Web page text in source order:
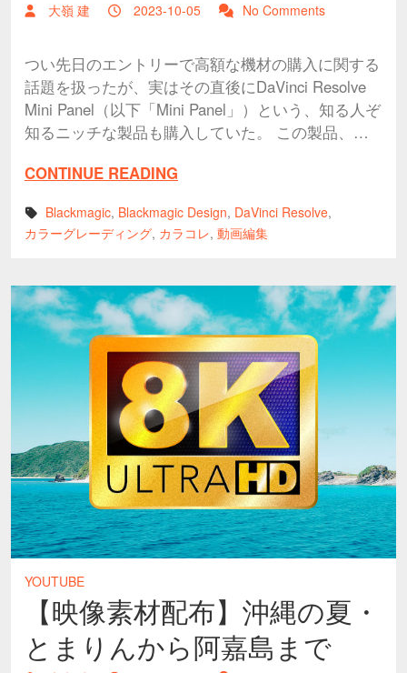
大嶺 建 2023-10-05 No Comments
つい先日のエントリーで高額な機材の購入に関する
話題を扱ったが、実はその直後にDaVinci Resolve
Mini Panel（以下「Mini Panel」）という、知る人ぞ
知るニッチな製品も購入していた。 この製品、…
CONTINUE READING
Blackmagic, Blackmagic Design, DaVinci Resolve,
カラーグレーディング, カラコレ, 動画編集
YOUTUBE
【映像素材配布】沖縄の夏・
とまりんから阿嘉島まで